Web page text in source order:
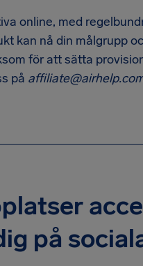
online, med
kan nå din målgrupp
för att sätta
på
på